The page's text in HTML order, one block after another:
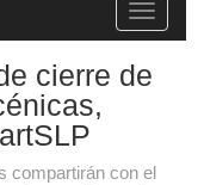
Toggle
cierre de
compartirán con el